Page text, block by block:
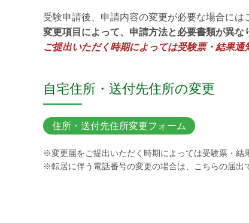
受験申請後、申請内容の変更が必要な場合には
変更項目によって、申請方法と必要書類が異な
ご提出いただく時期によっては受験票・結果
自宅住所・送付先住所の変更
住所・送付先住所変更フォーム
※変更届をご提出いただく時期によっては受験票・結
※転居に伴う電話番号の変更の場合は、こちらの届出